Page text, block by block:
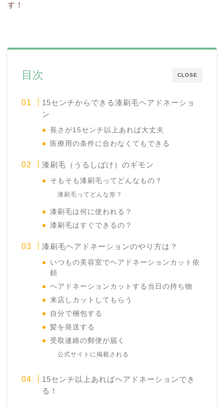
す！
CLOSE
目次
15センチからできる漆刷毛ヘアドネーショ
ン
長さが15センチ以上あれば大丈夫
医療用の条件に合わなくてもできる
漆刷毛（うるしばけ）のギモン
そもそも漆刷毛ってどんなもの？
漆刷毛ってどんな形？
漆刷毛は何に使われる？
漆刷毛はすぐできるの？
漆刷毛ヘアドネーションのやり方は？
いつもの美容室でヘアドネーションカット依
頼
ヘアドネーションカットする当日の持ち物
来店しカットしてもらう
自分で梱包する
髪を発送する
受取連絡の郵便が届く
公式サイトに掲載される
15センチ以上あればヘアドネーションでき
る！